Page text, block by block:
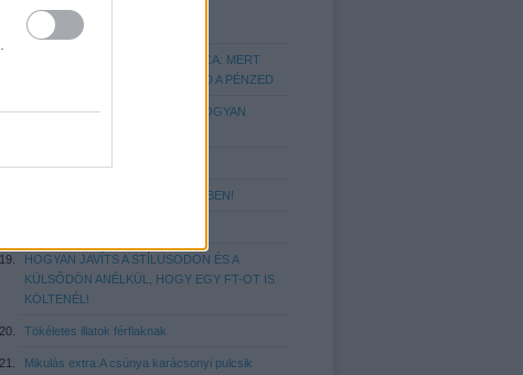
IGAZÍTSD A HAJSTÍLUSOD A
FEJFORMÁDHOZ!
A TÖKÉLETES FÉRFI PÉNZTÁRCA: MERT
FONTOS, HOGY MIBEN TARTOD A PÉNZED
NYAKKENDŐ KALAUZ AVAGY, HOGYAN
10 ALAPSZABÁLY A MOZITEREMBEN!
HOGYAN JAVÍTS A STÍLUSODON ÉS A
KÜLSŐDÖN ANÉLKÜL, HOGY EGY FT-OT IS
KÖLTENÉL!
Tökéletes illatok férfiaknak
Mikulás extra:A csúnya karácsonyi pulcsik